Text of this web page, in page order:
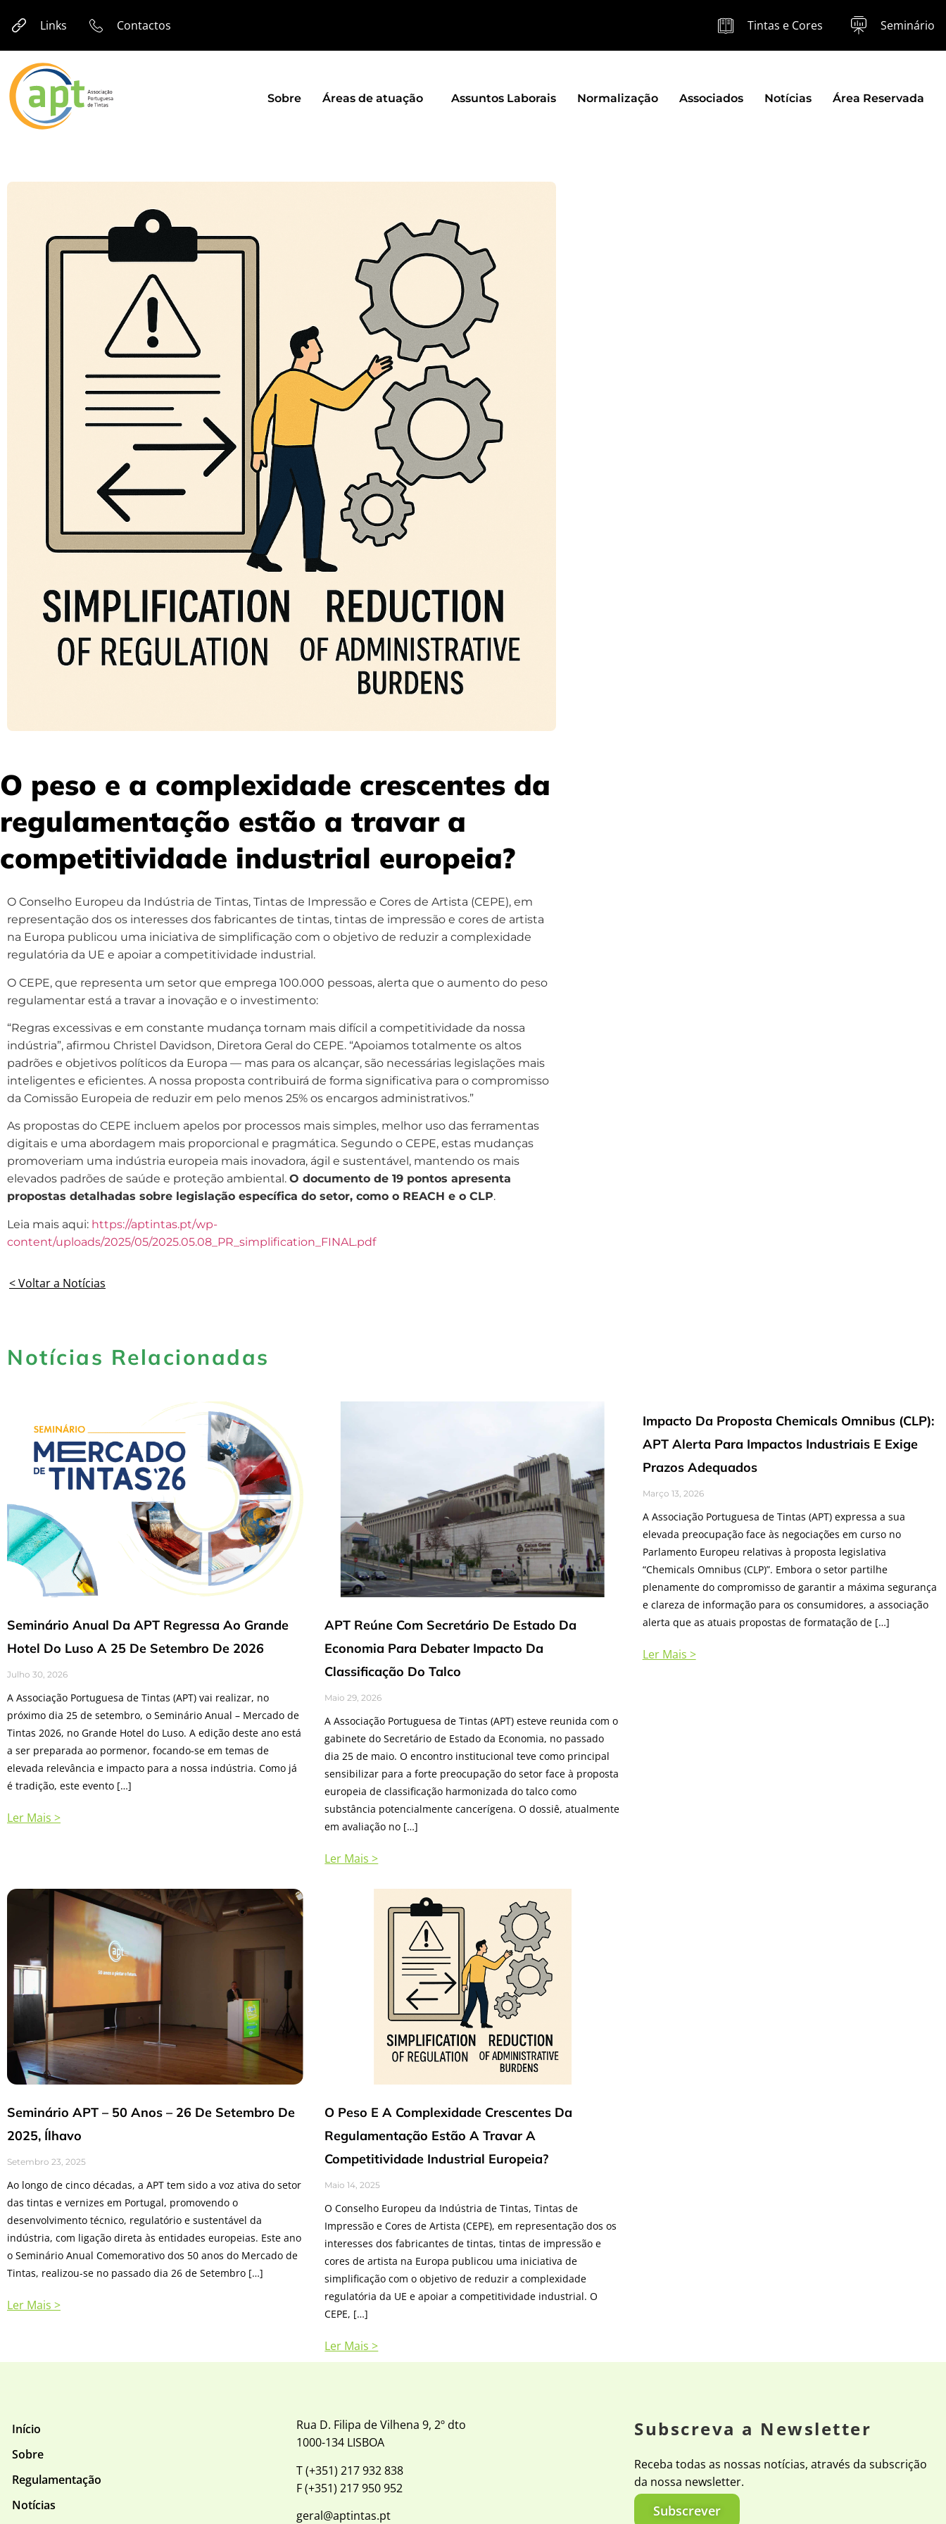
Links Contactos Tintas e Cores Seminário
Sobre Áreas de atuação Assuntos Laborais Normalização Associados Notícias Área Reservada
O peso e a complexidade crescentes da
regulamentação estão a travar a
competitividade industrial europeia?​
O Conselho Europeu da Indústria de Tintas, Tintas de Impressão e Cores de Artista (CEPE), em
representação dos os interesses dos fabricantes de tintas, tintas de impressão e cores de artista
na Europa publicou uma iniciativa de simplificação com o objetivo de reduzir a complexidade
regulatória da UE e apoiar a competitividade industrial.
O CEPE, que representa um setor que emprega 100.000 pessoas, alerta que o aumento do peso
regulamentar está a travar a inovação e o investimento:
“Regras excessivas e em constante mudança tornam mais difícil a competitividade da nossa
indústria”, afirmou Christel Davidson, Diretora Geral do CEPE. “Apoiamos totalmente os altos
padrões e objetivos políticos da Europa — mas para os alcançar, são necessárias legislações mais
inteligentes e eficientes. A nossa proposta contribuirá de forma significativa para o compromisso
da Comissão Europeia de reduzir em pelo menos 25% os encargos administrativos.”
As propostas do CEPE incluem apelos por processos mais simples, melhor uso das ferramentas
digitais e uma abordagem mais proporcional e pragmática. Segundo o CEPE, estas mudanças
promoveriam uma indústria europeia mais inovadora, ágil e sustentável, mantendo os mais
elevados padrões de saúde e proteção ambiental. O documento de 19 pontos apresenta
propostas detalhadas sobre legislação específica do setor, como o REACH e o CLP.
Leia mais aqui: https://aptintas.pt/wp-
content/uploads/2025/05/2025.05.08_PR_simplification_FINAL.pdf
< Voltar a Notícias
Notícias Relacionadas
Seminário Anual Da APT Regressa Ao Grande
Hotel Do Luso A 25 De Setembro De 2026
Julho 30, 2026
A Associação Portuguesa de Tintas (APT) vai realizar, no
próximo dia 25 de setembro, o Seminário Anual – Mercado de
Tintas 2026, no Grande Hotel do Luso. A edição deste ano está
a ser preparada ao pormenor, focando-se em temas de
elevada relevância e impacto para a nossa indústria. Como já
é tradição, este evento […]
Ler Mais >
APT Reúne Com Secretário De Estado Da
Economia Para Debater Impacto Da
Classificação Do Talco
Maio 29, 2026
A Associação Portuguesa de Tintas (APT) esteve reunida com o
gabinete do Secretário de Estado da Economia, no passado
dia 25 de maio. O encontro institucional teve como principal
sensibilizar para a forte preocupação do setor face à proposta
europeia de classificação harmonizada do talco como
substância potencialmente cancerígena. O dossiê, atualmente
em avaliação no […]
Ler Mais >
Impacto Da Proposta Chemicals Omnibus (CLP):
APT Alerta Para Impactos Industriais E Exige
Prazos Adequados
Março 13, 2026
A Associação Portuguesa de Tintas (APT) expressa a sua
elevada preocupação face às negociações em curso no
Parlamento Europeu relativas à proposta legislativa
“Chemicals Omnibus (CLP)”. Embora o setor partilhe
plenamente do compromisso de garantir a máxima segurança
e clareza de informação para os consumidores, a associação
alerta que as atuais propostas de formatação de […]
Ler Mais >
Seminário APT – 50 Anos – 26 De Setembro De
2025, Ílhavo
Setembro 23, 2025
Ao longo de cinco décadas, a APT tem sido a voz ativa do setor
das tintas e vernizes em Portugal, promovendo o
desenvolvimento técnico, regulatório e sustentável da
indústria, com ligação direta às entidades europeias. Este ano
o Seminário Anual Comemorativo dos 50 anos do Mercado de
Tintas, realizou-se no passado dia 26 de Setembro […]
Ler Mais >
O Peso E A Complexidade Crescentes Da
Regulamentação Estão A Travar A
Competitividade Industrial Europeia?​
Maio 14, 2025
O Conselho Europeu da Indústria de Tintas, Tintas de
Impressão e Cores de Artista (CEPE), em representação dos os
interesses dos fabricantes de tintas, tintas de impressão e
cores de artista na Europa publicou uma iniciativa de
simplificação com o objetivo de reduzir a complexidade
regulatória da UE e apoiar a competitividade industrial. O
CEPE, […]
Ler Mais >
Início
Sobre
Regulamentação
Notícias
Rua D. Filipa de Vilhena 9, 2º dto
1000-134 LISBOA
T (+351) 217 932 838
F (+351) 217 950 952
geral@aptintas.pt
Subscreva a Newsletter
Receba todas as nossas notícias, através da subscrição
da nossa newsletter.
Subscrever